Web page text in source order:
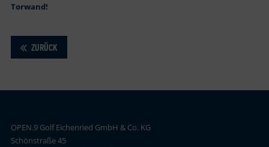
Torwand!
ZURÜCK
OPEN.9 Golf Eichenried GmbH & Co. KG
Schönstraße 45